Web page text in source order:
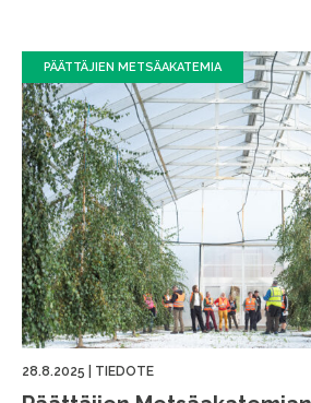
PÄÄTTÄJIEN METSÄAKATEMIA
28.8.2025 TIEDOTE